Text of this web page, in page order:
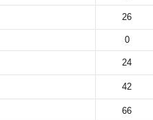
26
0
24
42
66